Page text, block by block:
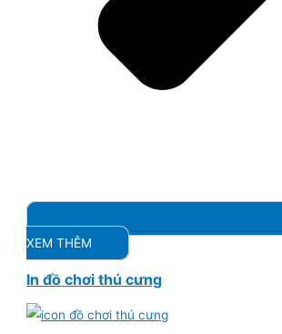
XEM THÊM
In đồ chơi thú cưng